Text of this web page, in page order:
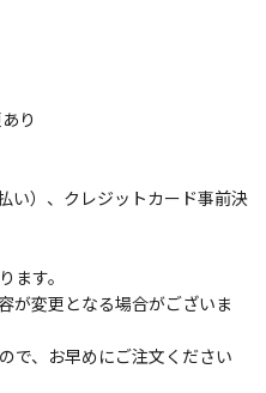
り
い）、クレジットカード事前決
す。
が変更となる場合がございま
で、お早めにご注文ください